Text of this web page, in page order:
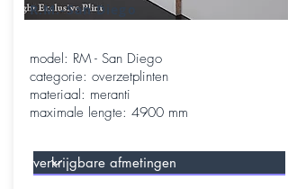
R.M.-San Diego
model: RM - San Diego
categorie: overzetplinten
materiaal: meranti
maximale lengte: 4900 mm